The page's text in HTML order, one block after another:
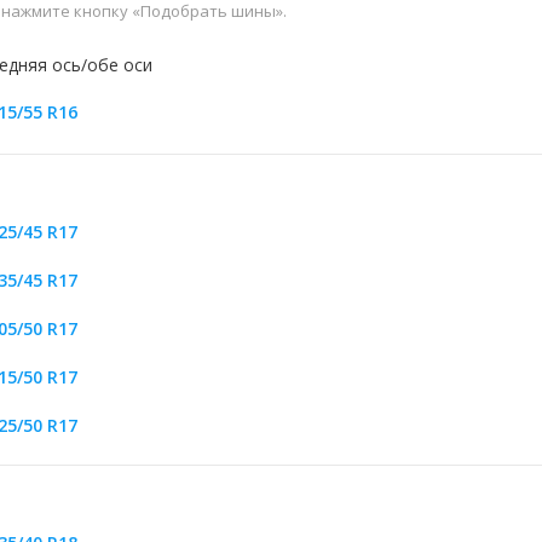
кнопку «Подобрать шины».
ось/обе оси
55 R16
45 R17
45 R17
50 R17
50 R17
50 R17